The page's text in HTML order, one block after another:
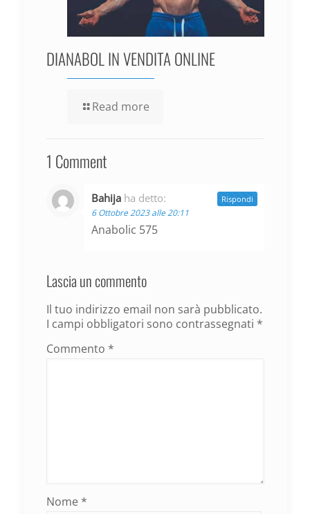
DIANABOL IN VENDITA ONLINE
Read more
1 Comment
Bahija ha detto:
6 Ottobre 2023 alle 20:11
Anabolic 575
Rispondi
Lascia un commento
Il tuo indirizzo email non sarà pubblicato.
I campi obbligatori sono contrassegnati *
Commento *
Nome *